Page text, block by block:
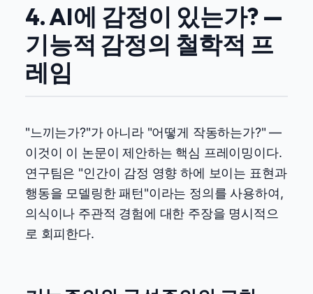
4. AI에 감정이 있는가? —
기능적 감정의 철학적 프
레임
"느끼는가?"가 아니라 "어떻게 작동하는가?" —
이것이 이 논문이 제안하는 핵심 프레이밍이다.
연구팀은 "인간이 감정 영향 하에 보이는 표현과
행동을 모델링한 패턴"이라는 정의를 사용하여,
의식이나 주관적 경험에 대한 주장을 명시적으
로 회피한다.